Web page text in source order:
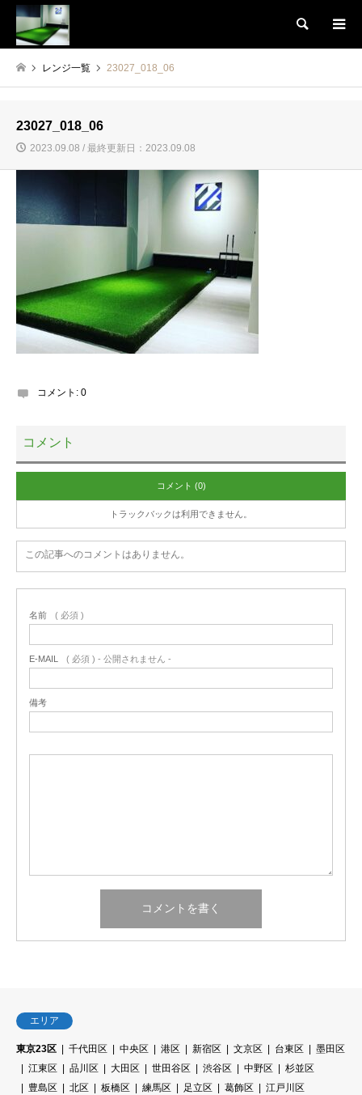
検索
レンジ一覧 23027_018_06
23027_018_06
2023.09.08 / 最終更新日：2023.09.08
コメント: 0
コメント
コメント (0)
トラックバックは利用できません。
この記事へのコメントはありません。
名前 ( 必須 )
E-MAIL ( 必須 ) - 公開されません -
備考
エリア
東京23区 千代田区 中央区 港区 新宿区 文京区 台東区
墨田区
江東区
品川区 大田区 世田谷区 渋谷区 中野区
杉並区
豊島区
北区 板橋区 練馬区 足立区 葛飾区
江戸川区